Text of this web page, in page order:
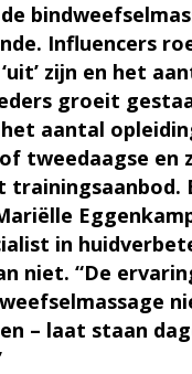
Influencers
zijn en het
groeit
aantal
tweedaagse en
trainingsaanbod.
in
niet. “De
– laat staan